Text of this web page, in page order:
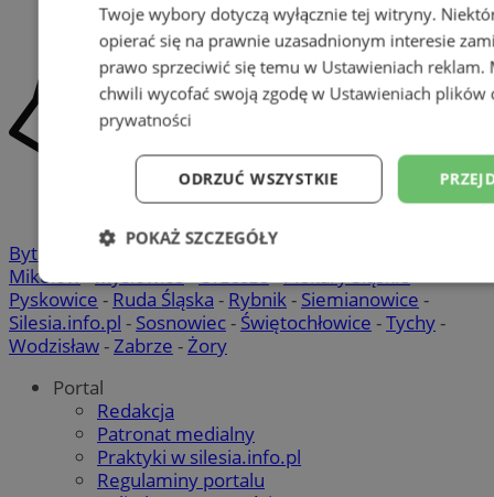
Bytom Chorzów-Gliwice- Katowice
Mikołów-Mysłowice-Orzesze-Piekary Śląskie-
Pyskowice - Ruda Śląska - Rybnik- Siemianowice -
Silesia.info.pl - Sosnowiec- Świętochłowice -Tychy-
Wodzisław-Zabrze -Żory
Portal
Redakcja
Patronat medialny
Praktyki w silesia.info.pl
Regulaminy portalu
Twoje wybory dotyczą wyłącznie tej witryny.
opierać się na prawnie uzasadnionym interesie
prawo sprzeciwić się temu w Ustawieniach reklam.
chwili wycofać swoją zgodę w Ustawieniach plików
prywatności
ODRZUĆ WSZYSTKIE
POKAŻ SZCZEGÓŁY
Niezbędne Wydajność